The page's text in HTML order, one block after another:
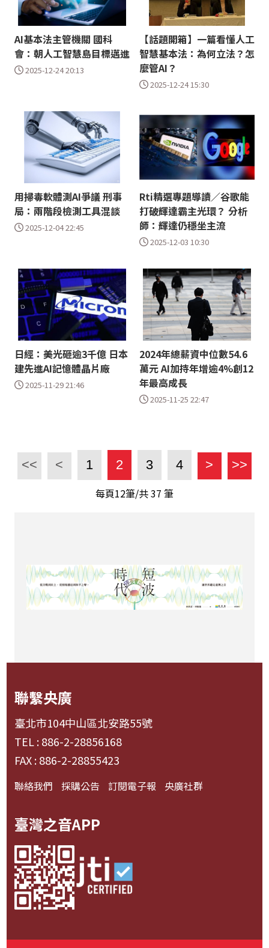
AI基本法主管機關 國科
會：朝人工智慧島目標邁進
2025-12-24 20:13
【話題開箱】一篇看懂人工
智慧基本法：為何立法？怎
麼管AI？
2025-12-24 15:30
用掃毒軟體測AI爭議 刑事
局：兩階段檢測工具混談
2025-12-04 22:45
Rti精選專題導讀／谷歌能
打破輝達霸主光環？ 分析
師：輝達仍穩坐主流
2025-12-03 10:30
日經：美光砸逾3千億 日本
建先進AI記憶體晶片廠
2025-11-29 21:46
2024年總薪資中位數54.6
萬元 AI加持年增逾4%創12
年最高成長
2025-11-25 22:47
<< < 1 2 3 4 > >>
每頁12筆/共37 筆
聯繫央廣
臺北市104中山區北安路55號
TEL : 886-2-28856168
FAX : 886-2-28855423
聯絡我們 採購公告 訂閱電子報 央廣社群
臺灣之音APP